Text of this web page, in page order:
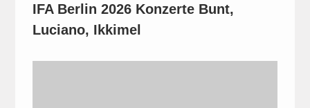
IFA Berlin 2026 Konzerte Bunt,
Luciano, Ikkimel